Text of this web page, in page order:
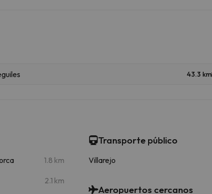
43.3 km
1.8 km
2.1 km
Transporte público
Villarejo
Aeropuertos cercanos